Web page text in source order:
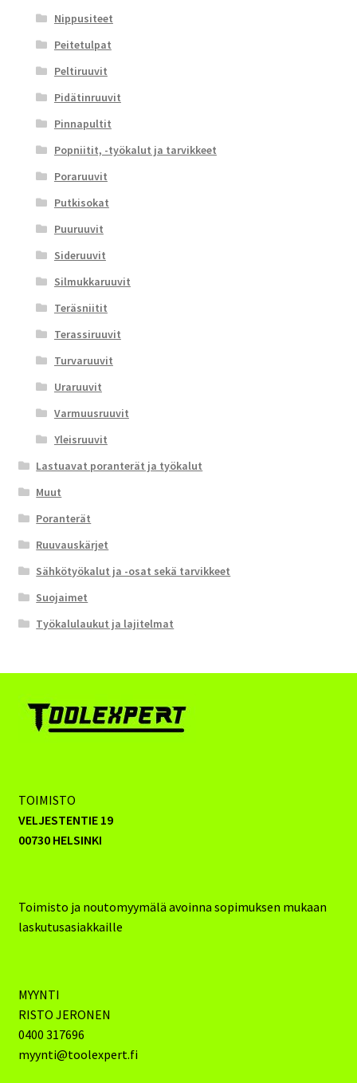
Nippusiteet
Peitetulpat
Peltiruuvit
Pidätinruuvit
Pinnapultit
Popniitit, -työkalut ja tarvikkeet
Poraruuvit
Putkisokat
Puuruuvit
Sideruuvit
Silmukkaruuvit
Teräsniitit
Terassiruuvit
Turvaruuvit
Uraruuvit
Varmuusruuvit
Yleisruuvit
Lastuavat poranterät ja työkalut
Muut
Poranterät
Ruuvauskärjet
Sähkötyökalut ja -osat sekä tarvikkeet
Suojaimet
Työkalulaukut ja lajitelmat
TOIMISTO
VELJESTENTIE 19
00730 HELSINKI
Toimisto ja noutomyymälä avoinna sopimuksen mukaan
laskutusasiakkaille
MYYNTI
RISTO JERONEN
0400 317696
myynti@toolexpert.fi